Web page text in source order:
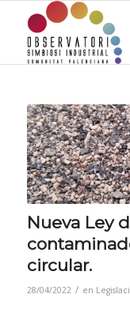
Nueva Ley
circular.
28/04/2022 / en